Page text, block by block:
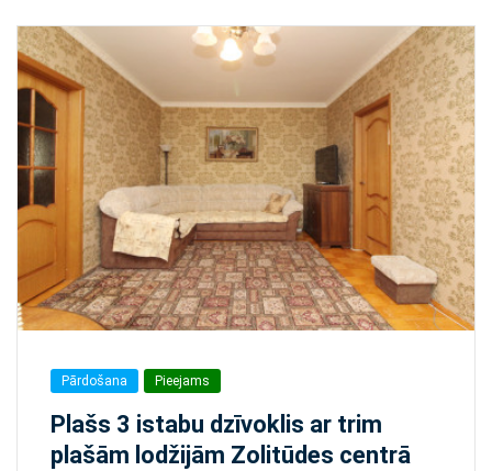
Pārdošana Pieejams
Plašs 3 istabu dzīvoklis ar trim
plašām lodžijām Zolitūdes centrā